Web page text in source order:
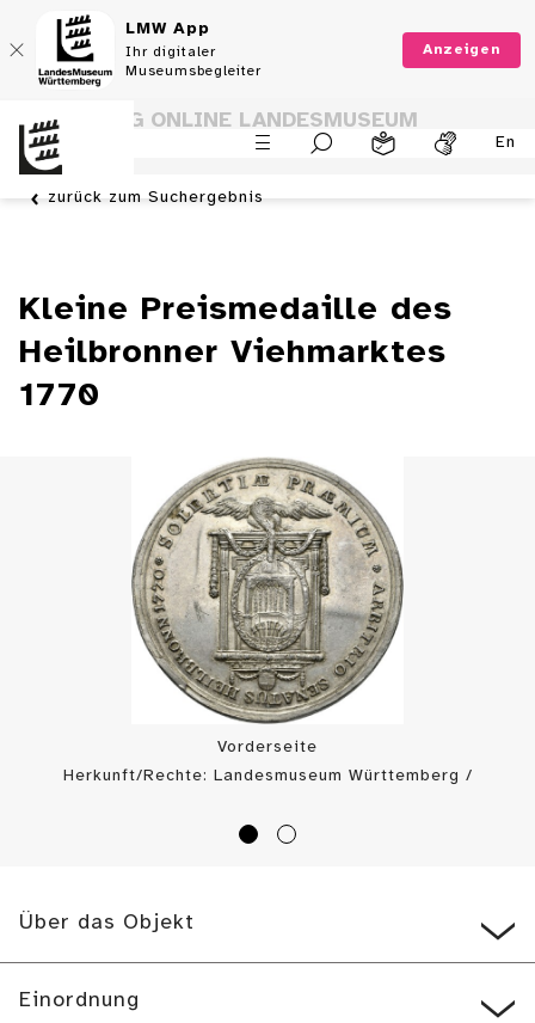
LMW App
Ihr digitaler
Museumsbegleiter
Anzeigen
En
SAMMLUNG ONLINE LANDESMUSEUM
WÜRTTEMBERG
zurück zum Suchergebnis
Kleine Preismedaille des
Heilbronner Viehmarktes
1770
Vorderseite
Herkunft/Rechte: Landesmuseum Württemberg /
Über das Objekt
Einordnung